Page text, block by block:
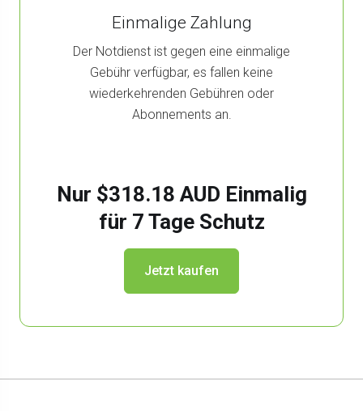
Einmalige Zahlung
Der Notdienst ist gegen eine einmalige
Gebühr verfügbar, es fallen keine
wiederkehrenden Gebühren oder
Abonnements an.
Nur $318.18 AUD Einmalig
für 7 Tage Schutz
Jetzt kaufen